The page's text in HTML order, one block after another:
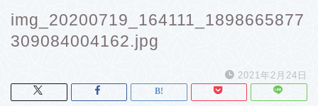
img_20200719_164111_1898665877
309084004162.jpg
2021年2月24日